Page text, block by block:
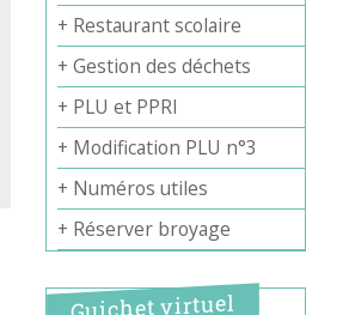
+ Restaurant scolaire
+ Gestion des déchets
+ PLU et PPRI
+ Modification PLU n°3
+ Numéros utiles
+ Réserver broyage
Guichet virtuel